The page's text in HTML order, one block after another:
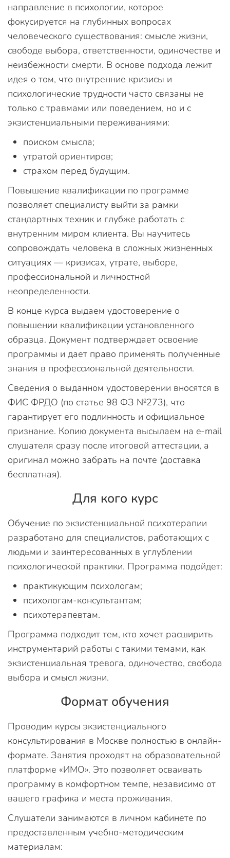
направление в психологии, которое
фокусируется на глубинных вопросах
человеческого существования: смысле жизни,
свободе выбора, ответственности, одиночестве и
неизбежности смерти. В основе подхода лежит
идея о том, что внутренние кризисы и
психологические трудности часто связаны не
только с травмами или поведением, но и с
экзистенциальными переживаниями:
поиском смысла;
утратой ориентиров;
страхом перед будущим.
Повышение квалификации по программе
позволяет специалисту выйти за рамки
стандартных техник и глубже работать с
внутренним миром клиента. Вы научитесь
сопровождать человека в сложных жизненных
ситуациях — кризисах, утрате, выборе,
профессиональной и личностной
неопределенности.
В конце курса выдаем удостоверение о
повышении квалификации установленного
образца. Документ подтверждает освоение
программы и дает право применять полученные
знания в профессиональной деятельности.
Сведения о выданном удостоверении вносятся в
ФИС ФРДО (по статье 98 ФЗ №273), что
гарантирует его подлинность и официальное
признание. Копию документа высылаем на e-mail
слушателя сразу после итоговой аттестации, а
оригинал можно забрать на почте (доставка
бесплатная).
Для кого курс
Обучение по экзистенциальной психотерапии
разработано для специалистов, работающих с
людьми и заинтересованных в углублении
психологической практики. Программа подойдет:
практикующим психологам;
психологам-консультантам;
психотерапевтам.
Программа подходит тем, кто хочет расширить
инструментарий работы с такими темами, как
экзистенциальная тревога, одиночество, свобода
выбора и смысл жизни.
Формат обучения
Проводим курсы экзистенциального
консультирования в Москве полностью в онлайн-
формате. Занятия проходят на образовательной
платформе «ИМО». Это позволяет осваивать
программу в комфортном темпе, независимо от
вашего графика и места проживания.
Слушатели занимаются в личном кабинете по
предоставленным учебно-методическим
материалам: